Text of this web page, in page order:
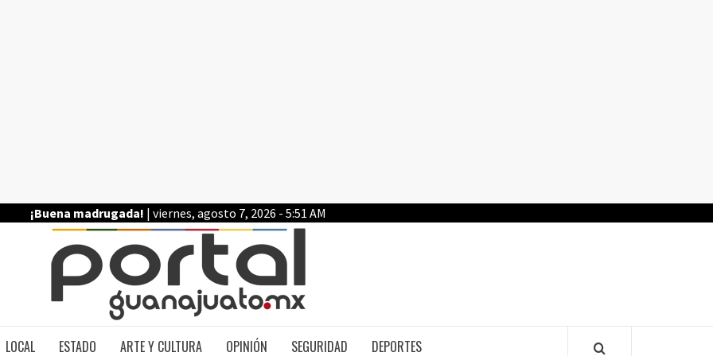
¡Buena madrugada! | viernes, agosto 7, 2026 - 5:51 AM
LOCAL ESTADO ARTE Y CULTURA OPINIÓN SEGURIDAD DEPORTES